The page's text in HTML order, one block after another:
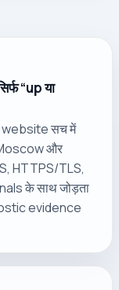
“up या
website सच में
और
HTTPS/TLS,
के साथ जोड़ता
evidence